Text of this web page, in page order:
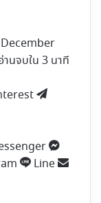
นจบใน 3 นาที
Line